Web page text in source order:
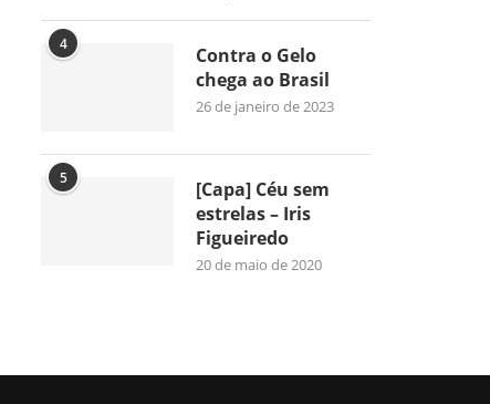
4
Contra o Gelo
chega ao Brasil
26 de janeiro de 2023
5
[Capa] Céu sem
estrelas – Iris
Figueiredo
20 de maio de 2020